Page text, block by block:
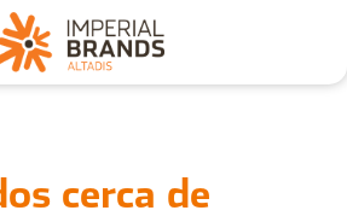
cerca de